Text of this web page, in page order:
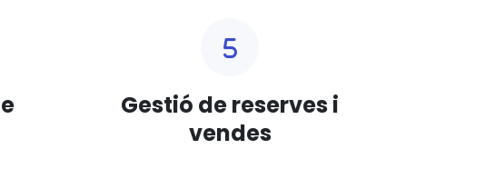
Gestió de reserves i
vendes